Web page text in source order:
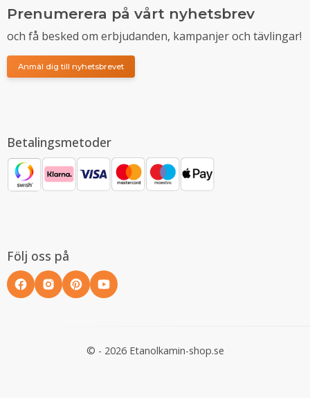
Prenumerera på vårt nyhetsbrev
och få besked om erbjudanden, kampanjer och tävlingar!
Anmäl dig till nyhetsbrevet
Betalingsmetoder
Följ oss på
© - 2026 Etanolkamin-shop.se